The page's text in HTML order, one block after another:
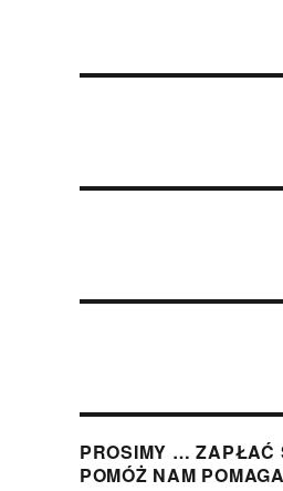
PROSIMY … ZAPŁAĆ
POMÓŻ NAM